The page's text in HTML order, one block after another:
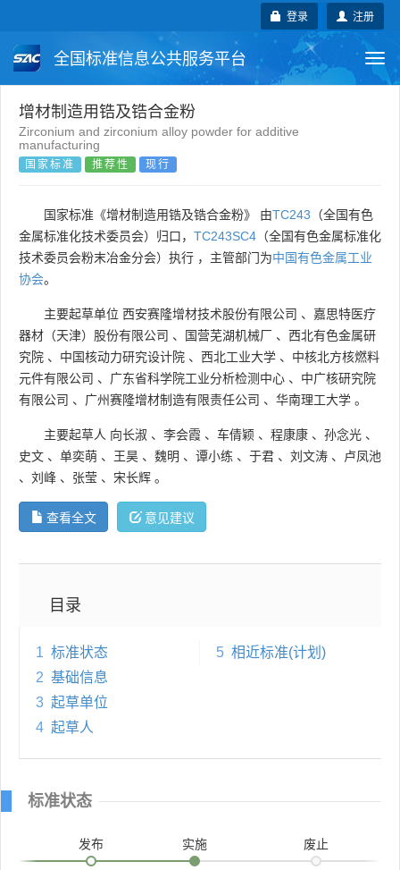
注册
登录
全国标准信息公共服务平台
国家标准 行业标准
团体标准
增材制造用锆及锆合金粉
Zirconium and zirconium alloy powder for additive
manufacturing
国家标准 推荐性 现行
国家标准《增材制造用锆及锆合金粉》 由TC243 （全国有色
金属标准化技术委员会）归口， TC243SC4 （全国有色金属标准化
技术委员会粉末冶金分会）执行 ，主管部门为中国有色金属工业
协会。
主要起草单位 西安赛隆增材技术股份有限公司 、 嘉思特医疗
器材（天津）股份有限公司 、 国营芜湖机械厂 、 西北有色金属研
究院 、 中国核动力研究设计院 、 西北工业大学 、 中核北方核燃料
元件有限公司 、 广东省科学院工业分析检测中心 、 中广核研究院
有限公司 、 广州赛隆增材制造有限责任公司 、 华南理工大学 。
主要起草人 向长淑 、 李会霞 、 车倩颖 、 程康康 、 孙念光 、
史文 、 单奕萌 、 王昊 、 魏明 、 谭小练 、 于君 、 刘文涛 、
卢凤池
、 刘峰 、 张莹 、 宋长辉 。
查看全文 意见建议
目录
1 标准状态
2 基础信息
3 起草单位
4 起草人
5 相近标准(计划)
标准状态
发布 实施 废止